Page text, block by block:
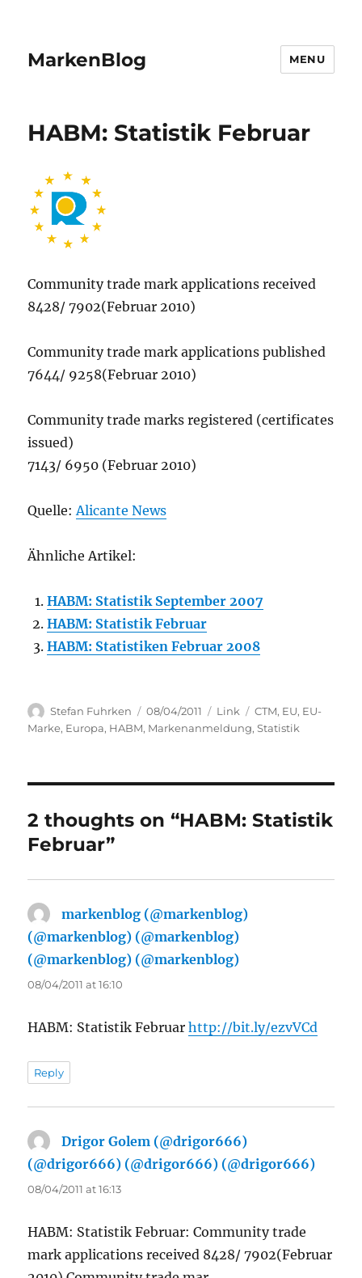
MarkenBlog MENU
HABM: Statistik Februar
Community trade mark applications received
8428/ 7902(Februar 2010)
Community trade mark applications published
7644/ 9258(Februar 2010)
Community trade marks registered (certificates
issued)
7143/ 6950 (Februar 2010)
Quelle:Alicante News
Ähnliche Artikel:
HABM: Statistik September 2007
HABM: Statistik Februar
HABM: Statistiken Februar 2008
Author
Stefan Fuhrken
Posted
on
08/04/2011 Categories
Link Tags
CTM, EU, EU-
Marke, Europa, HABM, Markenanmeldung,Statistik
2 thoughts on “HABM: Statistik
Februar”
markenblog (@markenblog)
(@markenblog) (@markenblog)
(@markenblog) (@markenblog)
08/04/2011 at 16:10
HABM: Statistik Februarhttp://bit.ly/ezvVCd
Reply
Drigor Golem (@drigor666)
(@drigor666) (@drigor666) (@drigor666)
08/04/2011 at 16:13
HABM: Statistik Februar: Community trade
mark applications received 8428/ 7902(Februar